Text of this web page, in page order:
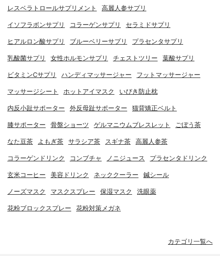
レスベラトロールサプリメント 高麗人参サプリ
イソフラボンサプリ コラーゲンサプリ セラミドサプリ
ヒアルロン酸サプリ ブルーベリーサプリ プラセンタサプリ
乳酸菌サプリ 女性ホルモンサプリ チェストツリー 葉酸サプリ
ビタミンCサプリ ハンディマッサージャー フットマッサージャー
マッサージシート ホットアイマスク いびき防止枕
内反小趾サポーター 外反母趾サポーター 猫背矯正ベルト
膝サポーター 骨盤ショーツ ゲルマニウムブレスレット ごぼう茶
なた豆茶 よもぎ茶 サラシア茶 スギナ茶 高麗人参茶
コラーゲンドリンク コンブチャ ノニジュース プラセンタドリンク
玄米コーヒー 美容ドリンク ネッククーラー 鍼シール
ノーズマスク マスクスプレー 保湿マスク 洗眼薬
花粉ブロックスプレー 花粉対策メガネ
カテゴリ一覧へ